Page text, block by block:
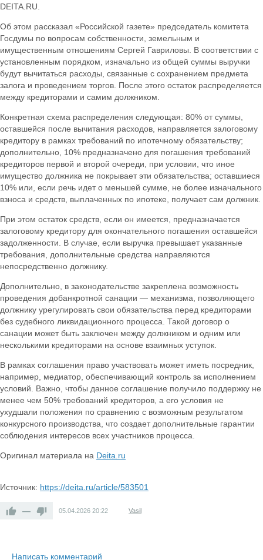
DEITA.RU.
Об этом рассказал «Российской газете» председатель комитета
Госдумы по вопросам собственности, земельным и
имущественным отношениям Сергей Гавриловы. В соответствии с
установленным порядком, изначально из общей суммы выручки
будут вычитаться расходы, связанные с сохранением предмета
залога и проведением торгов. После этого остаток распределяется
между кредиторами и самим должником.
Конкретная схема распределения следующая: 80% от суммы,
оставшейся после вычитания расходов, направляется залоговому
кредитору в рамках требований по ипотечному обязательству;
дополнительно, 10% предназначено для погашения требований
кредиторов первой и второй очереди, при условии, что иное
имущество должника не покрывает эти обязательства; оставшиеся
10% или, если речь идет о меньшей сумме, не более изначального
взноса и средств, выплаченных по ипотеке, получает сам должник.
При этом остаток средств, если он имеется, предназначается
залоговому кредитору для окончательного погашения оставшейся
задолженности. В случае, если выручка превышает указанные
требования, дополнительные средства направляются
непосредственно должнику.
Дополнительно, в законодательстве закреплена возможность
проведения добанкротной санации — механизма, позволяющего
должнику урегулировать свои обязательства перед кредиторами
без судебного ликвидационного процесса. Такой договор о
санации может быть заключен между должником и одним или
несколькими кредиторами на основе взаимных уступок.
В рамках соглашения право участвовать может иметь посредник,
например, медиатор, обеспечивающий контроль за исполнением
условий. Важно, чтобы данное соглашение получило поддержку не
менее чем 50% требований кредиторов, а его условия не
ухудшали положения по сравнению с возможным результатом
конкурсного производства, что создает дополнительные гарантии
соблюдения интересов всех участников процесса.
Оригинал материала на Deita.ru
Источник: https://deita.ru/article/583501
— 05.04.2026 20:22 Vasil
Написать комментарий